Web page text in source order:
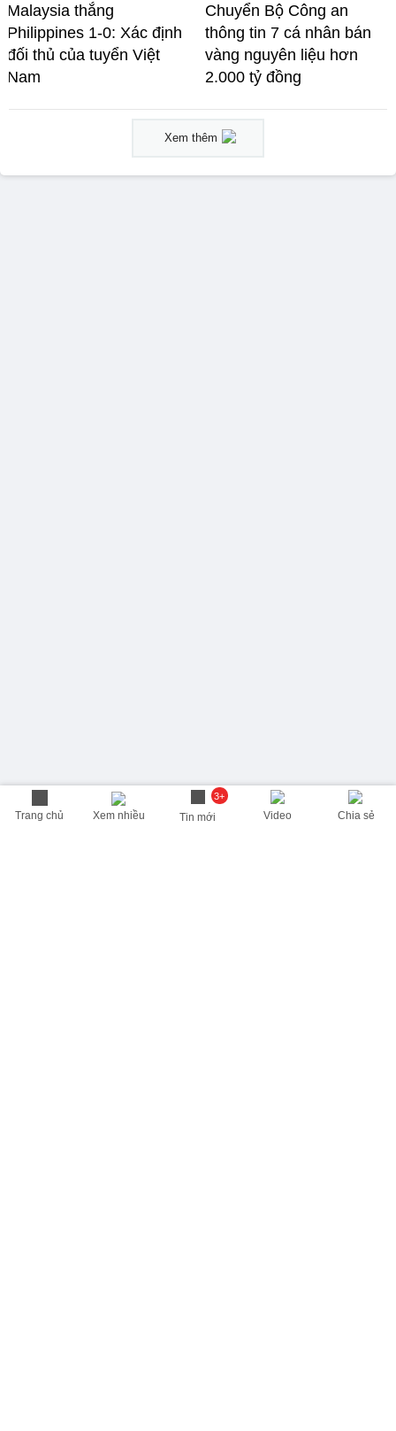
Trang chủ Xem nhiều
3+
Tin mới Video Chia sẻ
Malaysia thắng
Philippines 1-0: Xác định
đối thủ của tuyển Việt
Nam
Chuyển Bộ Công an
thông tin 7 cá nhân bán
vàng nguyên liệu hơn
2.000 tỷ đồng
Xem thêm